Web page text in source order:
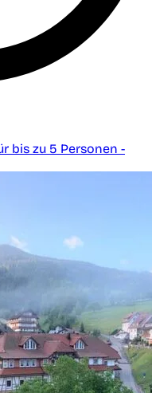
bis zu 5 Personen -